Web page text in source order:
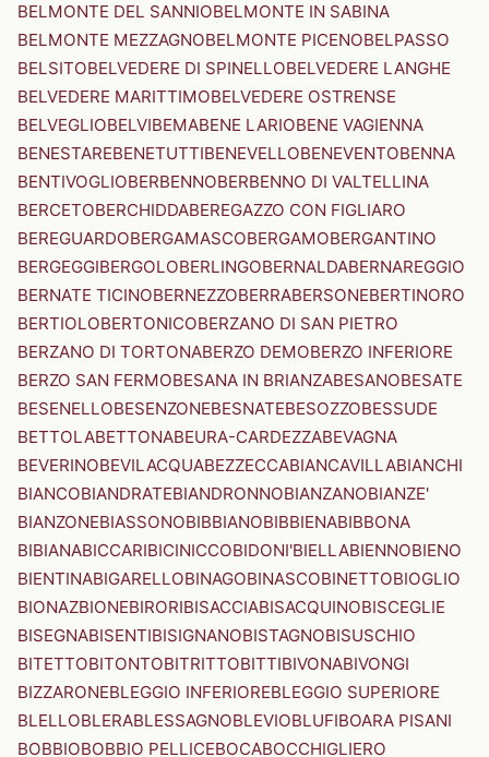
BELMONTE DEL SANNIOBELMONTE IN SABINA
BELMONTE MEZZAGNOBELMONTE PICENOBELPASSO
BELSITOBELVEDERE DI SPINELLOBELVEDERE LANGHE
BELVEDERE MARITTIMOBELVEDERE OSTRENSE
BELVEGLIOBELVIBEMABENE LARIOBENE VAGIENNA
BENESTAREBENETUTTIBENEVELLOBENEVENTOBENNA
BENTIVOGLIOBERBENNOBERBENNO DI VALTELLINA
BERCETOBERCHIDDABEREGAZZO CON FIGLIARO
BEREGUARDOBERGAMASCOBERGAMOBERGANTINO
BERGEGGIBERGOLOBERLINGOBERNALDABERNAREGGIO
BERNATE TICINOBERNEZZOBERRABERSONEBERTINORO
BERTIOLOBERTONICOBERZANO DI SAN PIETRO
BERZANO DI TORTONABERZO DEMOBERZO INFERIORE
BERZO SAN FERMOBESANA IN BRIANZABESANOBESATE
BESENELLOBESENZONEBESNATEBESOZZOBESSUDE
BETTOLABETTONABEURA-CARDEZZABEVAGNA
BEVERINOBEVILACQUABEZZECCABIANCAVILLABIANCHI
BIANCOBIANDRATEBIANDRONNOBIANZANOBIANZE'
BIANZONEBIASSONOBIBBIANOBIBBIENABIBBONA
BIBIANABICCARIBICINICCOBIDONI'BIELLABIENNOBIENO
BIENTINABIGARELLOBINAGOBINASCOBINETTOBIOGLIO
BIONAZBIONEBIRORIBISACCIABISACQUINOBISCEGLIE
BISEGNABISENTIBISIGNANOBISTAGNOBISUSCHIO
BITETTOBITONTOBITRITTOBITTIBIVONABIVONGI
BIZZARONEBLEGGIO INFERIOREBLEGGIO SUPERIORE
BLELLOBLERABLESSAGNOBLEVIOBLUFIBOARA PISANI
BOBBIOBOBBIO PELLICEBOCABOCCHIGLIERO